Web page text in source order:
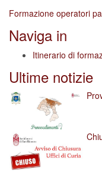
Formazione operatori
Naviga in
Itinerario di
Ultime notizie